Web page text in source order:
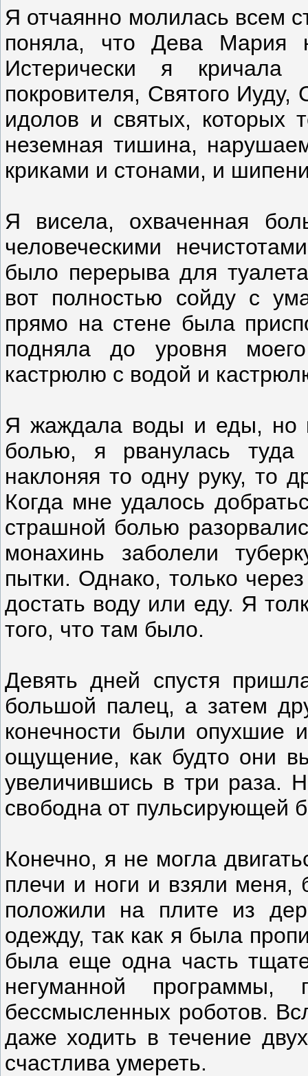
Я отчаянно молилась всем
поняла, что Дева Мария
Истерически я
покровителя, Святого
идолов и святых, которых
неземная тишина,
криками и стонами, и
Я висела, охваченная
человеческими
было перерыва для
вот полностью сойду с
прямо на стене была
подняла до уровня
кастрюлю с водой и
Я жаждала воды и еды, но
болью, я рванулась
наклоняя то одну руку, то
Когда мне удалось
страшной болью
монахинь заболели
пытки. Однако, только
достать воду или еду. Я
того, что там было.
Девять дней спустя
большой палец, а затем
конечности были опухшие
ощущение, как будто они
увеличившись в три раза.
свободна от пульсирующей
Конечно, я не могла
плечи и ноги и взяли меня,
положили на плите из
одежду, так как я была
была еще одна часть
негуманной программы,
бессмысленных роботов.
даже ходить в течение
счастлива умереть.